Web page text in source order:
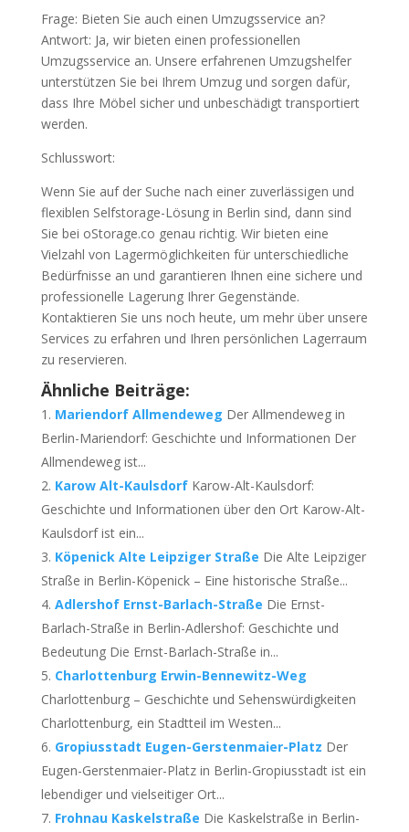
Frage: Bieten Sie auch einen Umzugsservice an?
Antwort: Ja, wir bieten einen professionellen
Umzugsservice an. Unsere erfahrenen Umzugshelfer
unterstützen Sie bei Ihrem Umzug und sorgen dafür,
dass Ihre Möbel sicher und unbeschädigt transportiert
werden.
Schlusswort:
Wenn Sie auf der Suche nach einer zuverlässigen und
flexiblen Selfstorage-Lösung in Berlin sind, dann sind
Sie bei oStorage.co genau richtig. Wir bieten eine
Vielzahl von Lagermöglichkeiten für unterschiedliche
Bedürfnisse an und garantieren Ihnen eine sichere und
professionelle Lagerung Ihrer Gegenstände.
Kontaktieren Sie uns noch heute, um mehr über unsere
Services zu erfahren und Ihren persönlichen Lagerraum
zu reservieren.
Ähnliche Beiträge:
Mariendorf Allmendeweg Der Allmendeweg in
Berlin-Mariendorf: Geschichte und Informationen Der
Allmendeweg ist...
Karow Alt-Kaulsdorf Karow-Alt-Kaulsdorf:
Geschichte und Informationen über den Ort Karow-Alt-
Kaulsdorf ist ein...
Köpenick Alte Leipziger Straße Die Alte Leipziger
Straße in Berlin-Köpenick – Eine historische Straße...
Adlershof Ernst-Barlach-Straße Die Ernst-
Barlach-Straße in Berlin-Adlershof: Geschichte und
Bedeutung Die Ernst-Barlach-Straße in...
Charlottenburg Erwin-Bennewitz-Weg
Charlottenburg – Geschichte und Sehenswürdigkeiten
Charlottenburg, ein Stadtteil im Westen...
Gropiusstadt Eugen-Gerstenmaier-Platz Der
Eugen-Gerstenmaier-Platz in Berlin-Gropiusstadt ist ein
lebendiger und vielseitiger Ort...
Frohnau Kaskelstraße Die Kaskelstraße in Berlin-